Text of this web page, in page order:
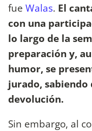
fue Walas. El
con una
lo largo de la
preparación y,
humor, se
jurado, sabiendo
devolución.
Sin embargo, al